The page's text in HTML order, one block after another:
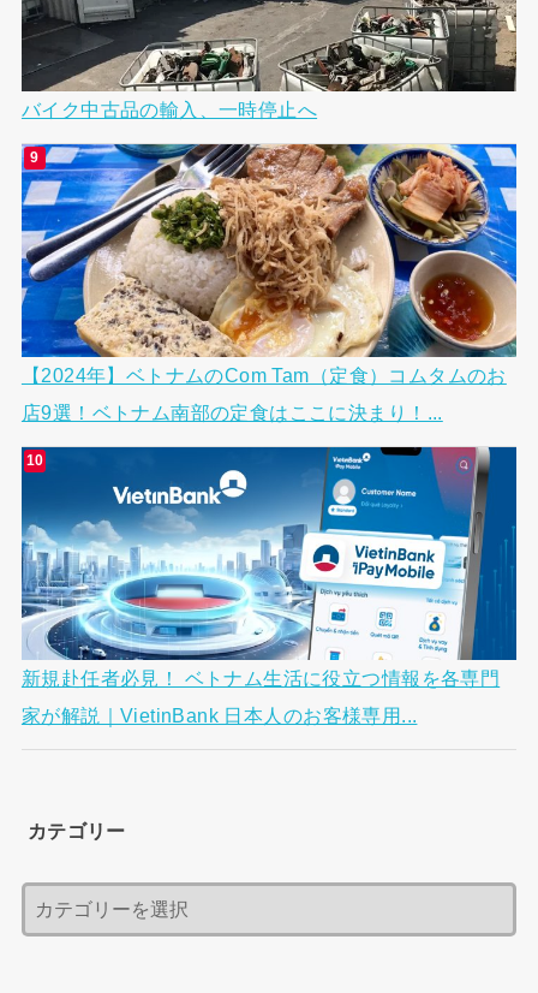
バイク中古品の輸入、一時停止へ
【2024年】ベトナムのCom Tam（定食）コムタムのお
店9選！ベトナム南部の定食はここに決まり！...
新規赴任者必見！ ベトナム生活に役立つ情報を各専門
家が解説｜VietinBank 日本人のお客様専用...
カテゴリー